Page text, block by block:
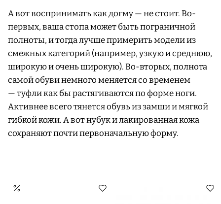
А вот воспринимать как догму — не стоит. Во-
первых, ваша стопа может быть пограничной
полноты, и тогда лучше примерить модели из
смежных категорий (например, узкую и среднюю,
широкую и очень широкую). Во-вторых, полнота
самой обуви немного меняется со временем
— туфли как бы растягиваются по форме ноги.
Активнее всего тянется обувь из замши и мягкой
гибкой кожи. А вот нубук и лакированная кожа
сохраняют почти первоначальную форму.